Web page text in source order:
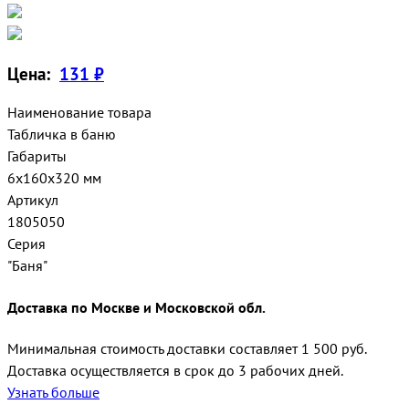
Цена: 131 ₽
Наименование товара
Табличка в баню
Габариты
6х160х320 мм
Артикул
1805050
Серия
"Баня"
Доставка по Москве и Московской обл.
Минимальная стоимость доставки составляет 1 500 руб.
Доставка осуществляется в срок до 3 рабочих дней.
Узнать больше